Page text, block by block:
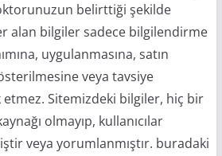
belirttiği şekilde
alan bilgiler sadece bilgilendirme
uygulanmasına, satın
veya tavsiye
etmez. Sitemizdeki bilgiler, hiç bir
olmayıp, kullanıcılar
veya yorumlanmıştır. buradaki